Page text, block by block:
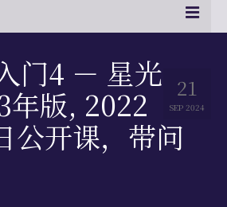
长
21
SEP 2024
门4 － 星光
年版, 2022
公开课，带问